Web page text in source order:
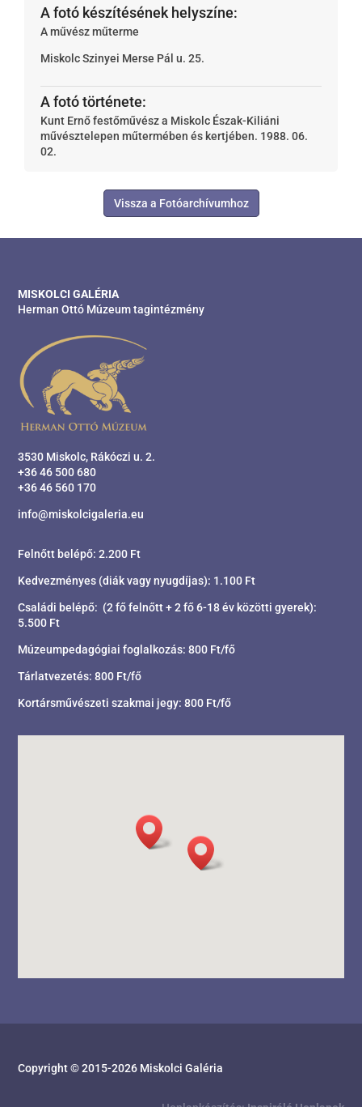
A fotó készítésének helyszíne:
A művész műterme
Miskolc Szinyei Merse Pál u. 25.
A fotó története:
Kunt Ernő festőművész a Miskolc Észak-Kiliáni
művésztelepen műtermében és kertjében. 1988. 06.
02.
Vissza a Fotóarchívumhoz
MISKOLCI GALÉRIA
Herman Ottó Múzeum tagintézmény
3530 Miskolc, Rákóczi u. 2.
+36 46 500 680
+36 46 560 170
info@miskolcigaleria.eu
Felnőtt belépő: 2.200 Ft
Kedvezményes (diák vagy nyugdíjas): 1.100 Ft
Családi belépő: (2 fő felnőtt + 2 fő 6-18 év közötti gyerek):
5.500 Ft
Múzeumpedagógiai foglalkozás: 800 Ft/fő
Tárlatvezetés: 800 Ft/fő
Kortársművészeti szakmai jegy: 800 Ft/fő
Copyright © 2015-2026 Miskolci Galéria